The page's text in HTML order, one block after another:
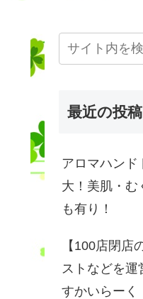
最近の投稿
アロマハンド
大！美肌・む
も有り！
【100店閉店
ストなどを
すかいらーく